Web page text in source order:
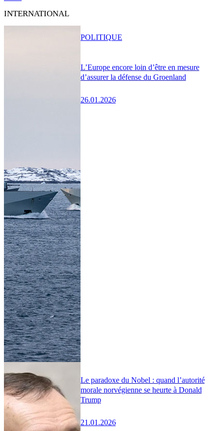
INTERNATIONAL
L’Europe encore loin d’être en mesure
d’assurer la défense du Groenland
26.01.2026
POLITIQUE
Le paradoxe du Nobel : quand l’autorité
morale norvégienne se heurte à Donald
Trump
21.01.2026